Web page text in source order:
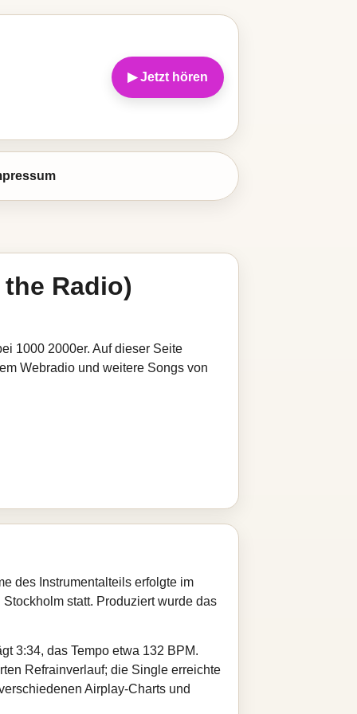
▶ Jetzt hören
Radio)
1000 2000er. Auf dieser Seite
Webradio und weitere Songs von
des Instrumentalteils erfolgte im
statt. Produziert wurde das
3:34, das Tempo etwa 132 BPM.
Refrainverlauf; die Single erreichte
Airplay-Charts und